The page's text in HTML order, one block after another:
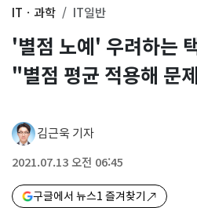
ITㆍ과학 IT일반
'별점 노예' 우려하는
"별점 평균 적용해 문
김근욱 기자
2021.07.13 오전 06:45
구글에서 뉴스1 즐겨찾기